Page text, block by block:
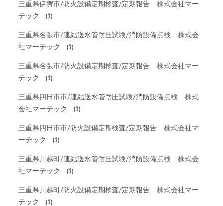
三重県伊賀市/防火設備定期検査/定期報告 株式会社マー
テック
(1)
三重県名張市/連結送水管耐圧試験/消防設備点検 株式会
社マーテック
(1)
三重県名張市/防火設備定期検査/定期報告 株式会社マー
テック
(1)
三重県四日市市/連結送水管耐圧試験/消防設備点検 株式
会社マーテック
(1)
三重県四日市市/防火設備定期検査/定期報告 株式会社マ
ーテック
(1)
三重県川越町/連結送水管耐圧試験/消防設備点検 株式会
社マーテック
(1)
三重県川越町/防火設備定期検査/定期報告 株式会社マー
テック
(1)